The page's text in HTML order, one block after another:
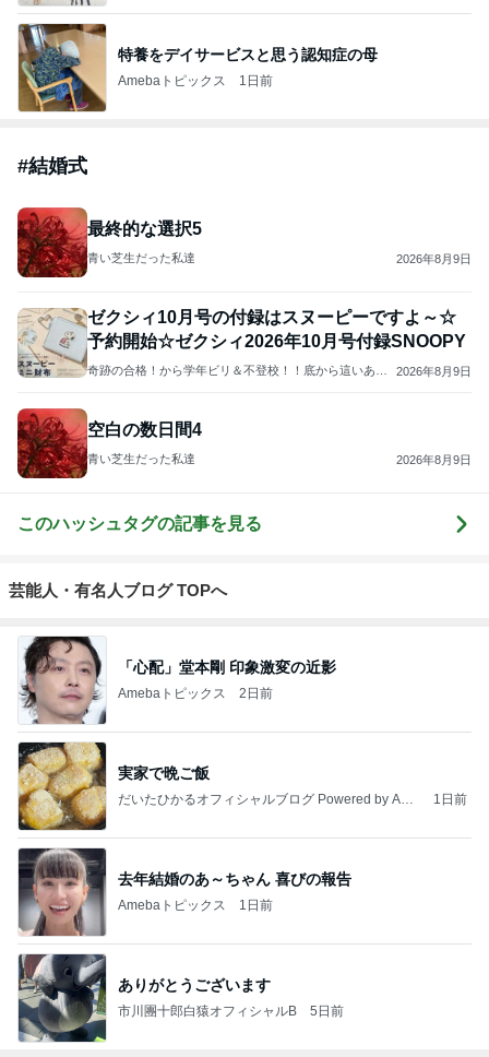
特養をデイサービスと思う認知症の母
Amebaトピックス 1日前
#結婚式
最終的な選択5
青い芝生だった私達 2026年8月9日
ゼクシィ10月号の付録はスヌーピーですよ～☆
予約開始☆ゼクシィ2026年10月号付録SNOOPY
奇跡の合格！から学年ビリ＆不登校！！底から這いあが
2026年8月9日
空白の数日間4
青い芝生だった私達 2026年8月9日
このハッシュタグの記事を見る
芸能人・有名人ブログ TOPへ
「心配」堂本剛 印象激変の近影
Amebaトピックス 2日前
実家で晩ご飯
だいたひかるオフィシャルブログ Powered by Ame
1日前
去年結婚のあ～ちゃん 喜びの報告
Amebaトピックス 1日前
ありがとうございます
市川團十郎白猿オフィシャルB 5日前